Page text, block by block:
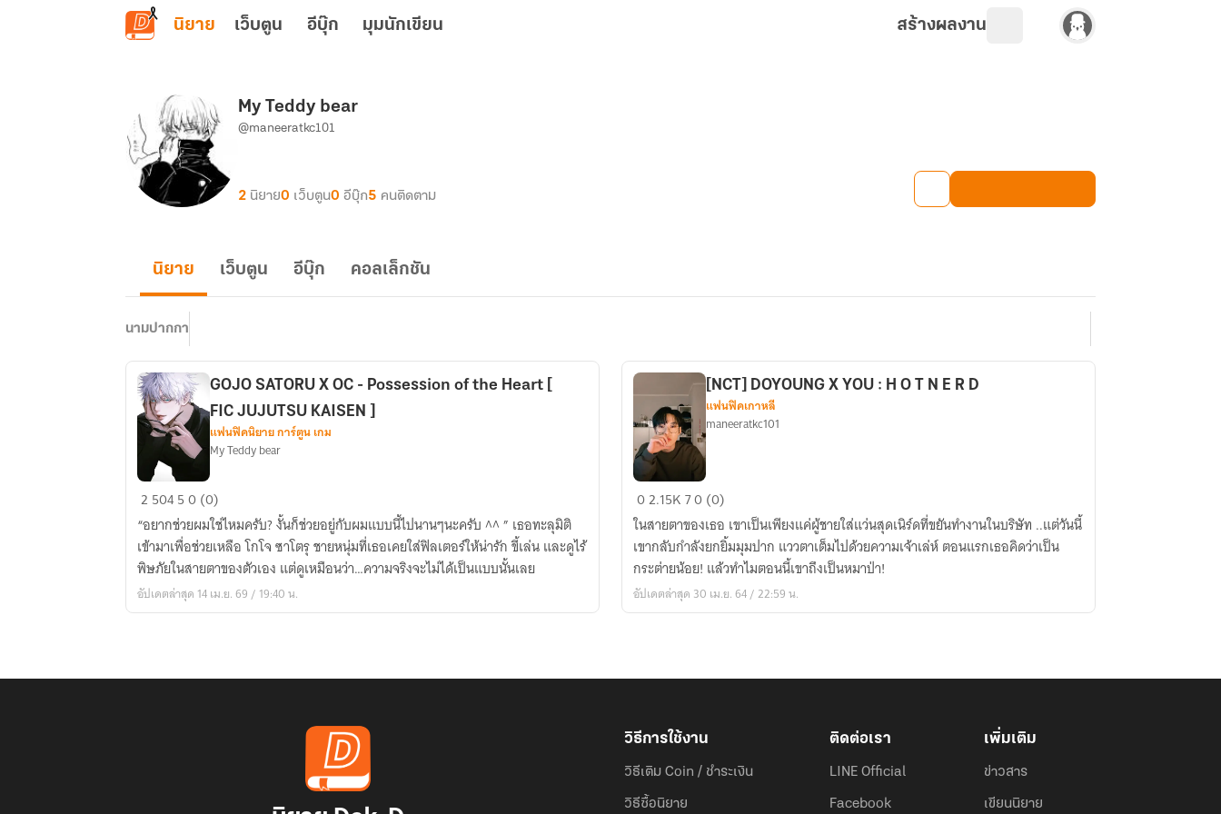
ข้ามไปยังเนื้อหาหลัก
นิยาย เว็บตูน อีบุ๊ก มุมนักเขียน สร้างผลงาน
My Teddy bear
@maneeratkc101
2 นิยาย0 เว็บตูน0 อีบุ๊ก5 คนติดตาม
นิยาย เว็บตูน อีบุ๊ก คอลเล็กชัน
นามปากกา
GOJO
SATORU
X
OC
-
Possession
GOJO SATORU X OC - Possession of the Heart [
FIC JUJUTSU KAISEN ]
แฟนฟิคนิยาย การ์ตูน เกม
My Teddy bear
2 50450 (0)
“อยากช่วยผมใช่ไหมครับ? งั้นก็ช่วยอยู่กับผมแบบนี้ไปนานๆนะครับ ^^ ” เธอทะลุมิติ
เข้ามาเพื่อช่วยเหลือ โกโจ ซาโตรุ ชายหนุ่มที่เธอเคยใส่ฟิลเตอร์ให้น่ารัก ขี้เล่น และดูไร้
พิษภัยในสายตาของตัวเอง แต่ดูเหมือนว่า…ความจริงจะไม่ได้เป็นแบบนั้นเลย
อัปเดตล่าสุด 14 เม.ย. 69 / 19:40 น.
[NCT]
DOYOUNG
X
YOU
:
H
D
[NCT] DOYOUNG X YOU : H O T N E R D
แฟนฟิคเกาหลี
maneeratkc101
02.15K70 (0)
ในสายตาของเธอ เขาเป็นเพียงแค่ผู้ชายใส่แว่นสุดเนิร์ดที่ขยันทำงานในบริษัท ..แต่วันนี้
เขากลับกำลังยกยิ้มมุมปาก แววตาเต็มไปด้วยความเจ้าเล่ห์ ตอนแรกเธอคิดว่าเป็น
กระต่ายน้อย! แล้วทำไมตอนนี้เขาถึงเป็นหมาป่า!
อัปเดตล่าสุด 30 เม.ย. 64 / 22:59 น.
วิธีการใช้งาน
วิธีเติม Coin / ชำระเงิน
วิธีซื้อนิยาย
ติดต่อเรา
LINE Official
Facebook
เพิ่มเติม
ข่าวสาร
เขียนนิยาย